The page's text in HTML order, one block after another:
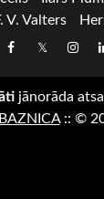
V. Valters
Facebook
Twitter
jānorāda
:: ©